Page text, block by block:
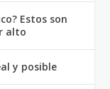
Estos son
alto
y posible